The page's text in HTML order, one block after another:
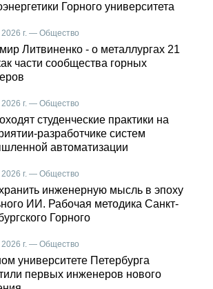
Горного университета
г. — Общество
Литвиненко - о металлургах 21
части сообщества горных
г. — Общество
студенческие практики на
разработчике систем
автоматизации
г. — Общество
инженерную мысль в эпоху
ИИ. Рабочая методика Санкт-
Горного
г. — Общество
университете Петербурга
первых инженеров нового